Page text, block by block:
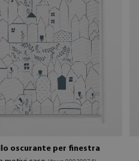
oscurante per finestra